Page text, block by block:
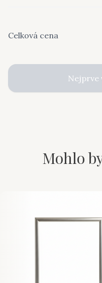
Celková cena
Nejprve
Mohlo